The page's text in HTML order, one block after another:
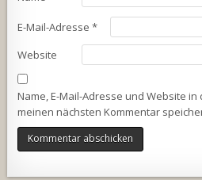
E-Mail-Adresse*
Website
Name, E-Mail-Adresse und Website
meinen nächsten Kommentar